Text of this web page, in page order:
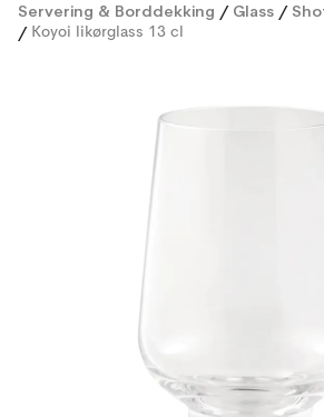
Servering & Borddekking / Glass /
/ Koyoi likørglass 13 cl